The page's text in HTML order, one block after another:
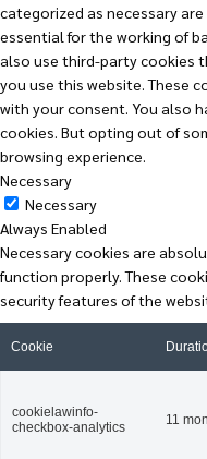
categorized as necessary
essential for the working of
also use third-party cookies
you use this website. These
with your consent. You also
cookies. But opting out of
browsing experience.
Necessary
Necessary
Always Enabled
Necessary cookies are
function properly. These
security features of the
Cookie
cookielawinfo-
checkbox-analytics
11